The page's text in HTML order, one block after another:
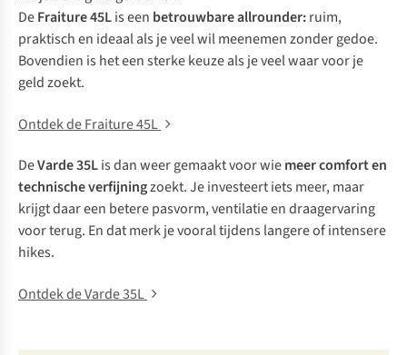
DeFraiture 45Lis een betrouwbare allrounder:ruim,
praktisch en ideaal als je veel wil meenemen zonder gedoe.
Bovendien is het een sterke keuze als je veel waar voor je
geld zoekt.
Ontdek de Fraiture 45L
DeVarde 35Lis dan weer gemaakt voor wiemeer comfort en
technische verfijningzoekt. Je investeert iets meer, maar
krijgt daar een betere pasvorm, ventilatie en draagervaring
voor terug. En dat merk je vooral tijdens langere of intensere
hikes.
Ontdek de Varde 35L